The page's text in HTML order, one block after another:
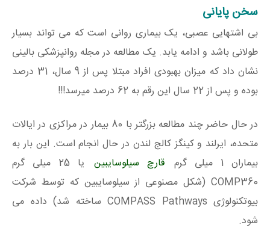
سخن پایانی
بی اشتهایی عصبی، یک بیماری روانی است که می تواند بسیار
طولانی باشد و ادامه یابد. یک مطالعه در مجله روانپزشکی بالینی
نشان داد که میزان بهبودی افراد مبتلا پس از 9 سال، 31 درصد
بوده و پس از 22 سال این رقم به 62 درصد میرسد!!!
در حال حاضر چند مطالعه بزرگتر با 80 بیمار در مراکزی در ایالات
متحده، ایرلند و کینگز کالج لندن در حال انجام است. این بار به
بیماران 1 میلی گرم
قارچ سیلوسایبین
یا 25 میلی گرم
COMP360 (شکل مصنوعی از سیلوسایبین که توسط شرکت
بیوتکنولوژی COMPASS Pathways ساخته شد) داده می
شود.